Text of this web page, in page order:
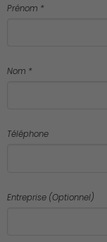
Prénom *
Nom *
Téléphone
Entreprise (Optionnel)